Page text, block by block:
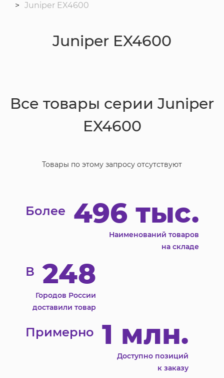
Juniper EX4600
Juniper EX4600
Все товары серии Juniper
EX4600
Товары по этому запросу отсутствуют
Более 496 тыс.
Наименований товаров
на складе
В 248
Городов России
доставили товар
Примерно 1 млн.
Доступно позиций
к заказу